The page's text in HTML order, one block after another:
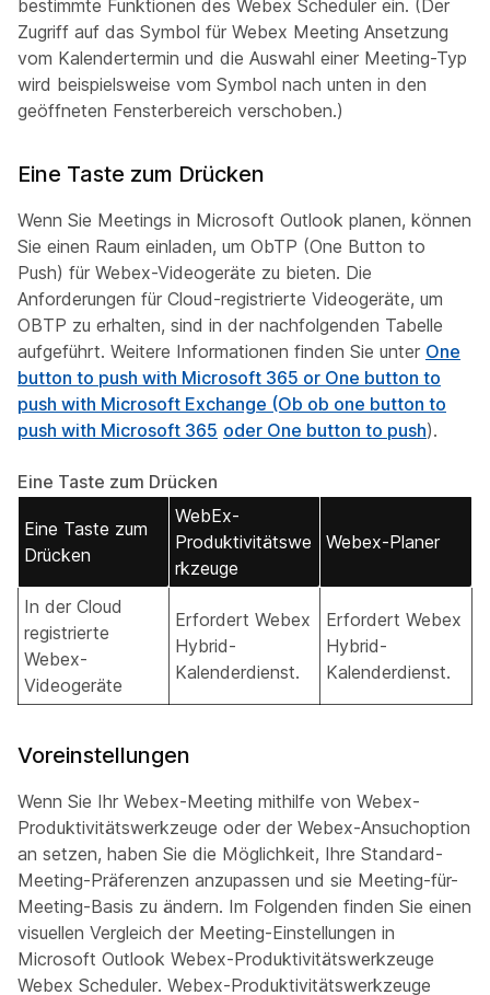
bestimmte Funktionen des Webex Scheduler ein. (Der
Zugriff auf das Symbol für Webex Meeting Ansetzung
vom Kalendertermin und die Auswahl einer Meeting-Typ
wird beispielsweise vom Symbol nach unten in den
geöffneten Fensterbereich verschoben.)
Eine Taste zum Drücken
Wenn Sie Meetings in Microsoft Outlook planen, können
Sie einen Raum einladen, um ObTP (One Button to
Push) für Webex-Videogeräte zu bieten. Die
Anforderungen für Cloud-registrierte Videogeräte, um
OBTP zu erhalten, sind in der nachfolgenden Tabelle
aufgeführt. Weitere Informationen finden Sie unter One
button to push with Microsoft 365 or One button to
push with Microsoft Exchange (Ob ob one button to
push with Microsoft 365 oder One button to push).
Eine Taste zum Drücken
Eine Taste zum
Drücken
WebEx-
Produktivitätswe
rkzeuge
Webex-Planer
In der Cloud
registrierte
Webex-
Videogeräte
Erfordert Webex
Hybrid-
Kalenderdienst.
Erfordert Webex
Hybrid-
Kalenderdienst.
Voreinstellungen
Wenn Sie Ihr Webex-Meeting mithilfe von Webex-
Produktivitätswerkzeuge oder der Webex-Ansuchoption
an setzen, haben Sie die Möglichkeit, Ihre Standard-
Meeting-Präferenzen anzupassen und sie Meeting-für-
Meeting-Basis zu ändern. Im Folgenden finden Sie einen
visuellen Vergleich der Meeting-Einstellungen in
Microsoft Outlook Webex-Produktivitätswerkzeuge
Webex Scheduler. Webex-Produktivitätswerkzeuge